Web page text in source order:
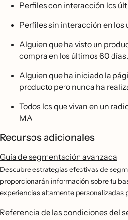
Perfiles con interacción los
Perfiles sin interacción en los
Alguien que ha visto un
compra en los últimos 60 días.
Alguien que ha iniciado la
producto pero nunca ha
Todos los que vivan en un
MA
Recursos adicionales
Guía de segmentación avanzada
Descubre estrategias efectivas de
proporcionarán información sobre tu
experiencias altamente personalizadas
Referencia de las condiciones del